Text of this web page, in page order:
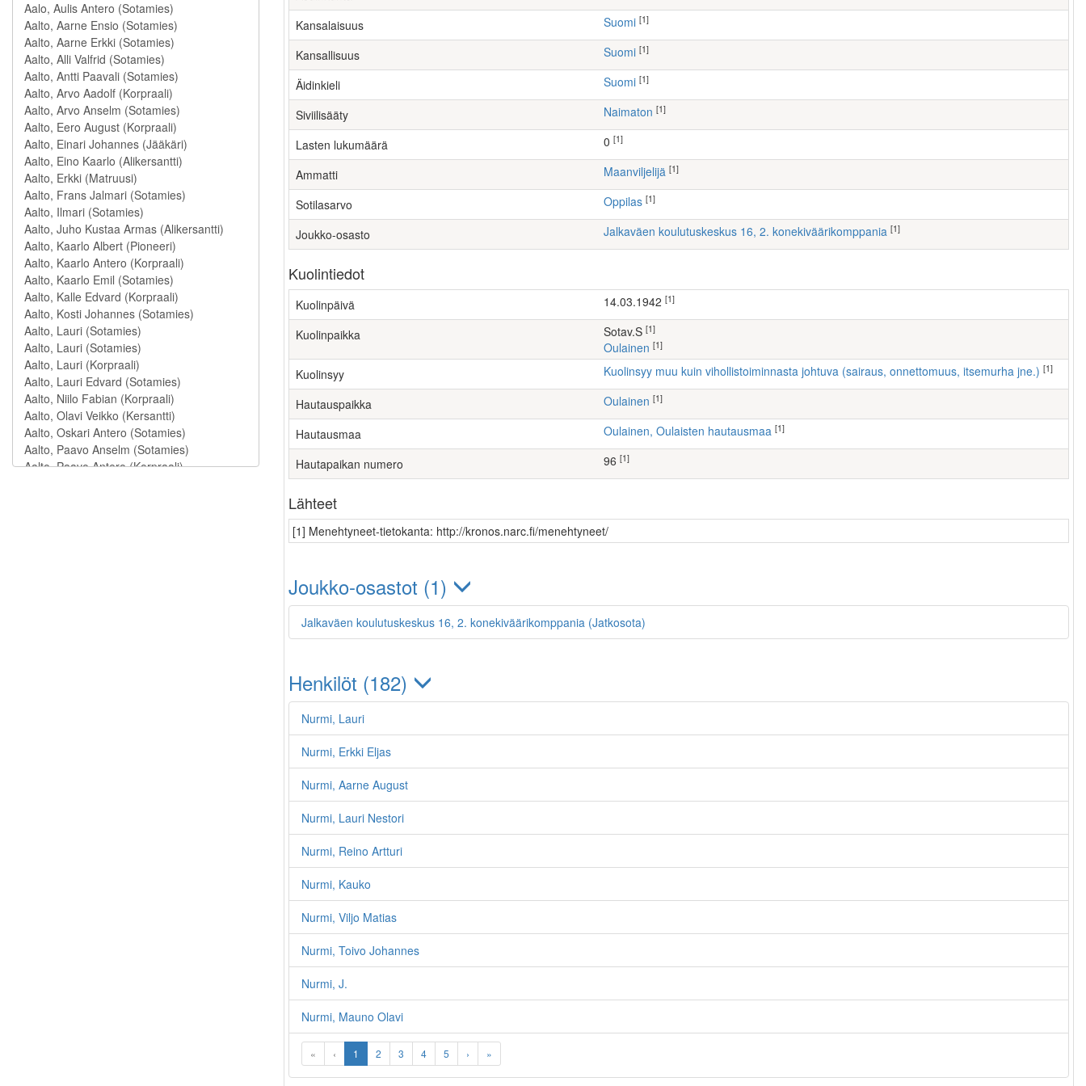
Kansalaisuus Suomi [1]
Kansallisuus Suomi [1]
Äidinkieli Suomi [1]
Siviilisääty Naimaton [1]
Lasten lukumäärä [1]
Ammatti maanviljelijä [1]
Sotilasarvo Oppilas [1]
Joukko-osasto Jalkaväen koulutuskeskus 16, 2. konekiväärikomppania [1]
Kuolintiedot
Kuolinpäivä 14.03.1942 [1]
Kuolinpaikka Sotav.S [1]
Oulainen [1]
Kuolinsyy Kuolinsyy muu kuin vihollistoiminnasta johtuva (sairaus, onnettomuus, itsemurha jne.) [1]
Hautauspaikka Oulainen [1]
Hautausmaa Oulainen, Oulaisten hautausmaa [1]
Hautapaikan numero 96 [1]
Lähteet
[1] Menehtyneet-tietokanta: http://kronos.narc.fi/menehtyneet/
Joukko-osastot (1)
Jalkaväen koulutuskeskus 16, 2. konekiväärikomppania (Jatkosota)
Henkilöt (182)
Nurmi, Lauri
Nurmi, Erkki Eljas
Nurmi, Aarne August
Nurmi, Lauri Nestori
Nurmi, Reino Artturi
Nurmi, Kauko
Nurmi, Viljo Matias
Nurmi, Toivo Johannes
Nurmi, J.
Nurmi, Mauno Olavi
« ‹ 1 2 3 4 5 › »